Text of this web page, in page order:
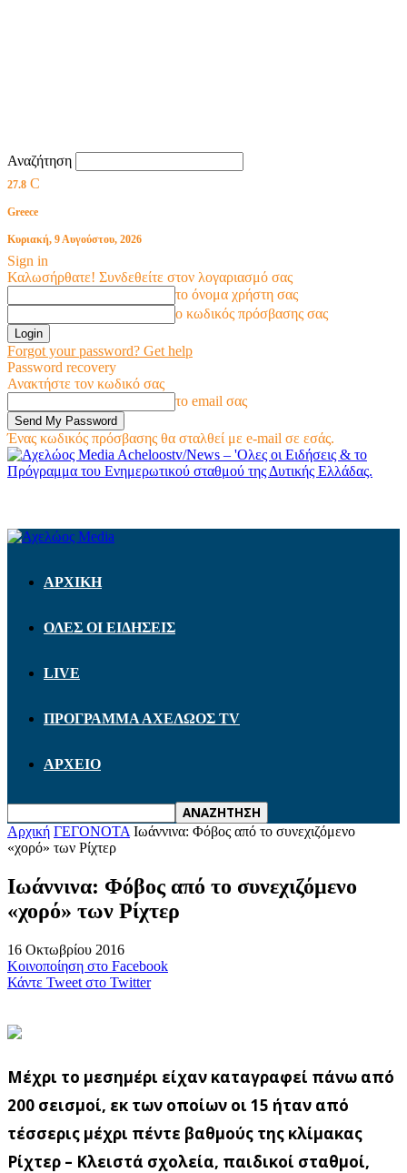
Αναζήτηση
27.8 C
Greece
Κυριακή, 9 Αυγούστου, 2026
Sign in
Καλωσήρθατε! Συνδεθείτε στον λογαριασμό σας
το όνομα χρήστη σας
ο κωδικός πρόσβασης σας
Forgot your password? Get help
Password recovery
Ανακτήστε τον κωδικό σας
το email σας
Ένας κωδικός πρόσβασης θα σταλθεί με e-mail σε εσάς.
Acheloostv/News – 'Ολες οι Ειδήσεις & το
Πρόγραμμα του Ενημερωτικού σταθμού της Δυτικής Ελλάδας.
ΑΡΧΙΚΗ
ΟΛΕΣ ΟΙ ΕΙΔΗΣΕΙΣ
LIVE
ΠΡΟΓΡΑΜΜΑ ΑΧΕΛΩΟΣ TV
ΑΡΧΕΙΟ
Αρχική ΓΕΓΟΝΟΤΑ Ιωάννινα: Φόβος από το συνεχιζόμενο
«χορό» των Ρίχτερ
Ιωάννινα: Φόβος από το συνεχιζόμενο
«χορό» των Ρίχτερ
16 Οκτωβρίου 2016
Κοινοποίηση στο Facebook
Κάντε Tweet στο Twitter
Μέχρι το μεσημέρι είχαν καταγραφεί πάνω από
200 σεισμοί, εκ των οποίων οι 15 ήταν από
τέσσερις μέχρι πέντε βαθμούς της κλίμακας
Ρίχτερ – Κλειστά σχολεία, παιδικοί σταθμοί,